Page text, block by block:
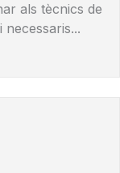
als tècnics de